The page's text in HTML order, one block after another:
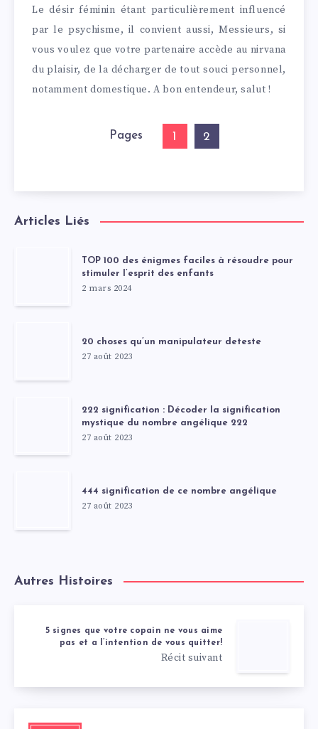
Le désir féminin étant particulièrement influencé
par le psychisme, il convient aussi, Messieurs, si
vous voulez que votre partenaire accède au nirvana
du plaisir, de la décharger de tout souci personnel,
notamment domestique. A bon entendeur, salut !
Pages 1 2
Articles Liés
TOP 100 des énigmes faciles à résoudre pour
stimuler l’esprit des enfants
2 mars 2024
20 choses qu’un manipulateur deteste
27 août 2023
222 signification : Décoder la signification
mystique du nombre angélique 222
27 août 2023
444 signification de ce nombre angélique
27 août 2023
Autres Histoires
5 signes que votre copain ne vous aime
pas et a l’intention de vous quitter!
Récit suivant